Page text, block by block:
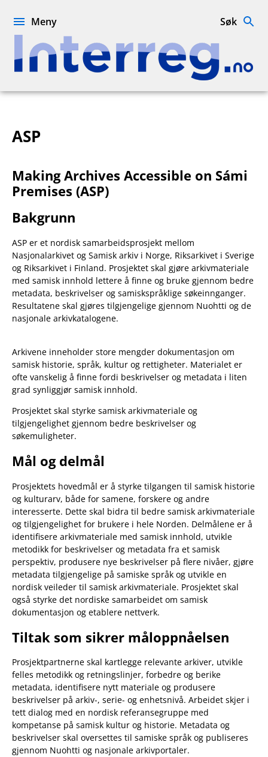
Interreg.no
Meny Søk
ASP
Making Archives Accessible on Sámi
Premises (ASP)
Bakgrunn
ASP er et nordisk samarbeidsprosjekt mellom
Nasjonalarkivet og Samisk arkiv i Norge, Riksarkivet i Sverige
og Riksarkivet i Finland. Prosjektet skal gjøre arkivmateriale
med samisk innhold lettere å finne og bruke gjennom bedre
metadata, beskrivelser og samiskspråklige søkeinnganger.
Resultatene skal gjøres tilgjengelige gjennom Nuohtti og de
nasjonale arkivkatalogene.
Arkivene inneholder store mengder dokumentasjon om
samisk historie, språk, kultur og rettigheter. Materialet er
ofte vanskelig å finne fordi beskrivelser og metadata i liten
grad synliggjør samisk innhold.
Prosjektet skal styrke samisk arkivmateriale og
tilgjengelighet gjennom bedre beskrivelser og
søkemuligheter.
Mål og delmål
Prosjektets hovedmål er å styrke tilgangen til samisk historie
og kulturarv, både for samene, forskere og andre
interesserte. Dette skal bidra til bedre samisk arkivmateriale
og tilgjengelighet for brukere i hele Norden. Delmålene er å
identifisere arkivmateriale med samisk innhold, utvikle
metodikk for beskrivelser og metadata fra et samisk
perspektiv, produsere nye beskrivelser på flere nivåer, gjøre
metadata tilgjengelige på samiske språk og utvikle en
nordisk veileder til samisk arkivmateriale. Prosjektet skal
også styrke det nordiske samarbeidet om samisk
dokumentasjon og etablere nettverk.
Tiltak som sikrer måloppnåelsen
Prosjektpartnerne skal kartlegge relevante arkiver, utvikle
felles metodikk og retningslinjer, forbedre og berike
metadata, identifisere nytt materiale og produsere
beskrivelser på arkiv-, serie- og enhetsnivå. Arbeidet skjer i
tett dialog med en nordisk referansegruppe med
kompetanse på samisk kultur og historie. Metadata og
beskrivelser skal oversettes til samiske språk og publiseres
gjennom Nuohtti og nasjonale arkivportaler.